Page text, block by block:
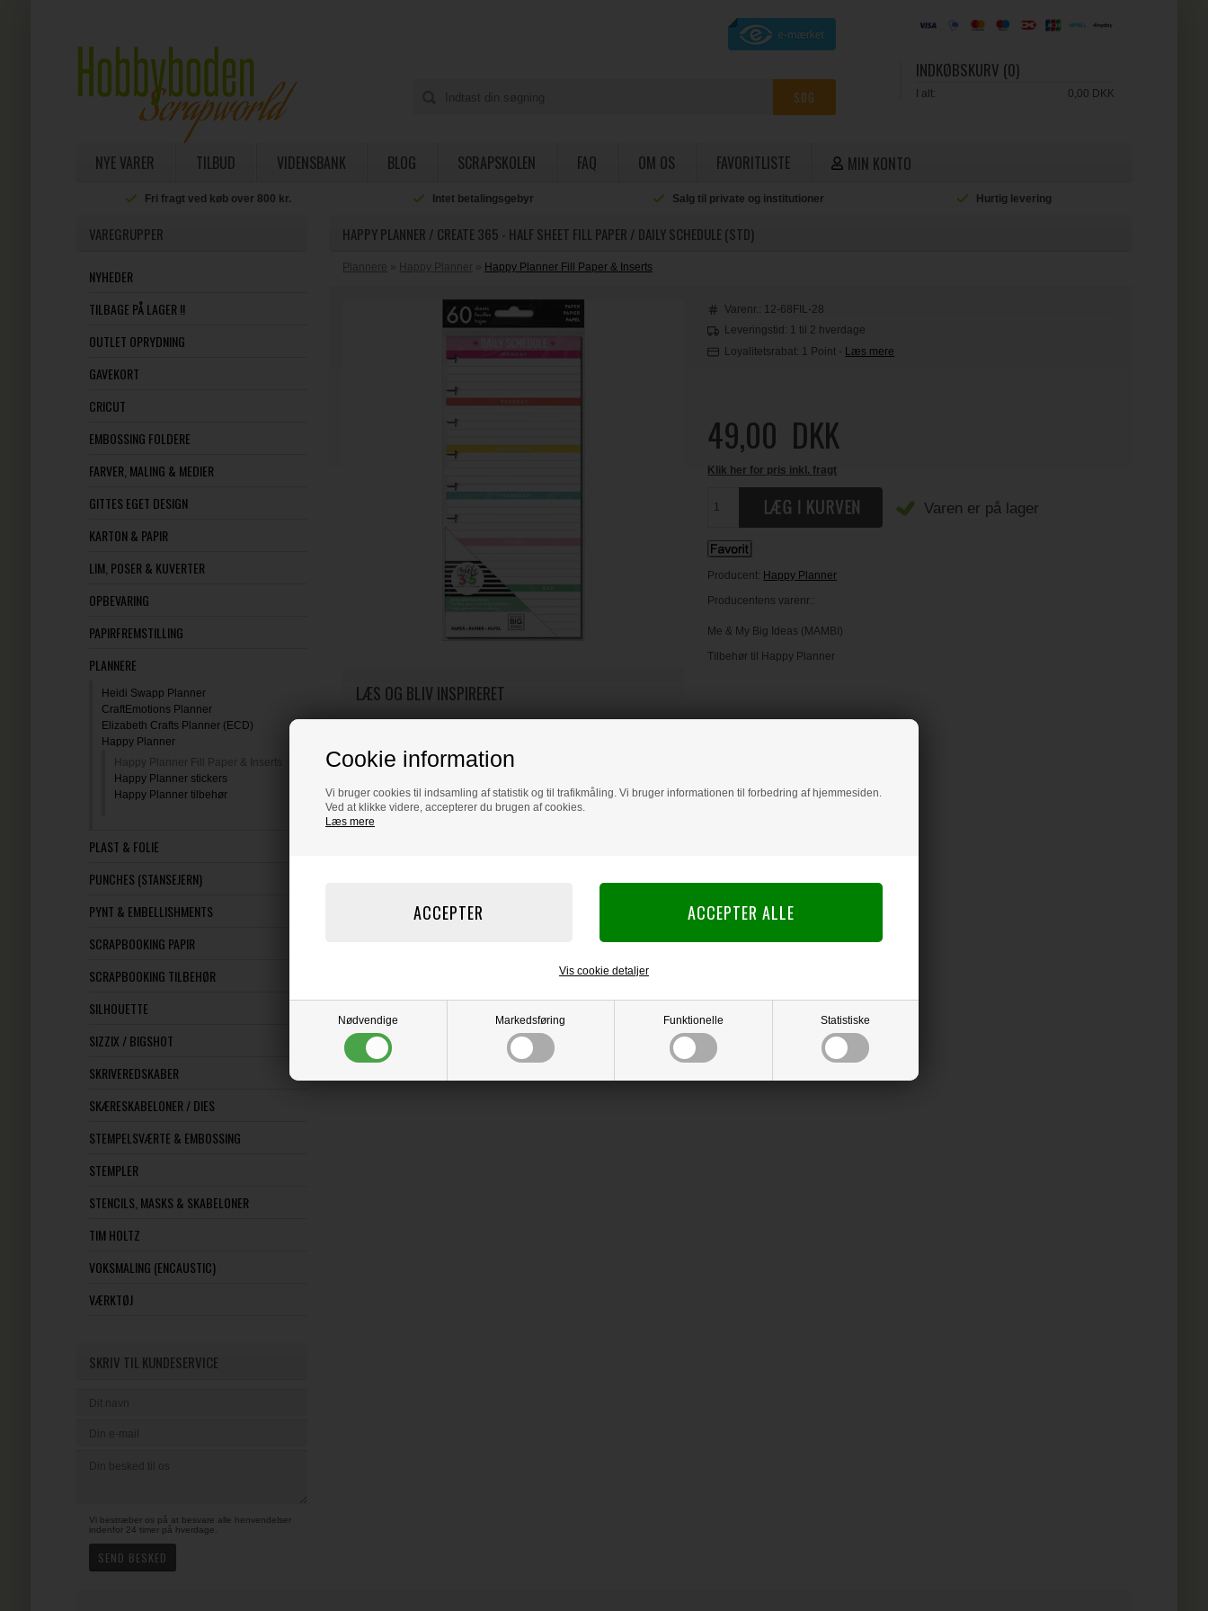
Cookie information
Vi bruger cookies til indsamling af statistik og til trafikmåling. Vi bruger informationen til forbedring af hjemmesiden.
Ved at klikke videre, accepterer du brugen af cookies.
Læs mere
Nødvendige Markedsføring Funktionelle Statistiske
Vis cookie detaljer
INDKØBSKURV (0)
I alt: 0,00 DKK
NYE VARER TILBUD VIDENSBANK BLOG SCRAPSKOLEN FAQ OM OS FAVORITLISTE MIN KONTO
Fri fragt ved køb over 800 kr. Intet betalingsgebyr Salg til private og institutioner Hurtig levering
VAREGRUPPER
NYHEDER
TILBAGE PÅ LAGER !!
OUTLET OPRYDNING
GAVEKORT
CRICUT
EMBOSSING FOLDERE
FARVER, MALING & MEDIER
GITTES EGET DESIGN
KARTON & PAPIR
LIM, POSER & KUVERTER
OPBEVARING
PAPIRFREMSTILLING
PLANNERE
Heidi Swapp Planner
CraftEmotions Planner
Elizabeth Crafts Planner (ECD)
Happy Planner
Happy Planner Fill Paper & Inserts
Happy Planner stickers
Happy Planner tilbehør
PLAST & FOLIE
PUNCHES (STANSEJERN)
PYNT & EMBELLISHMENTS
SCRAPBOOKING PAPIR
SCRAPBOOKING TILBEHØR
SILHOUETTE
SIZZIX / BIGSHOT
SKRIVEREDSKABER
SKÆRESKABELONER / DIES
STEMPELSVÆRTE & EMBOSSING
STEMPLER
STENCILS, MASKS & SKABELONER
TIM HOLTZ
VOKSMALING (ENCAUSTIC)
VÆRKTØJ
SKRIV TIL KUNDESERVICE
Vi bestræber os på at besvare alle henvendelser
indenfor 24 timer på hverdage.
HAPPY PLANNER / CREATE 365 - HALF SHEET FILL PAPER / DAILY SCHEDULE (STD)
Plannere » Happy Planner » Happy Planner Fill Paper & Inserts
Varenr.: 12-68FIL-28
Leveringstid: 1 til 2 hverdage
Loyalitetsrabat: 1 Point - Læs mere
49,00 DKK
Klik her for pris inkl. fragt
Varen er på lager
Producent: Happy Planner
Producentens varenr.:
Me & My Big Ideas (MAMBI)
Tilbehør til Happy Planner
LÆS OG BLIV INSPIRERET